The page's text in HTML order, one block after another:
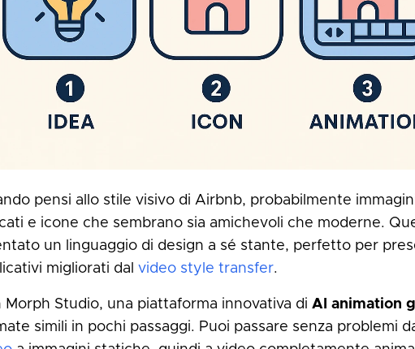
pensi allo stile visivo di Airbnb, probabilmente
e icone che sembrano sia amichevoli che moderne.
un linguaggio di design a sé stante, perfetto per
migliorati dal video style transfer.
Morph Studio, una piattaforma innovativa di AI animation
simili in pochi passaggi. Puoi passare senza problemi